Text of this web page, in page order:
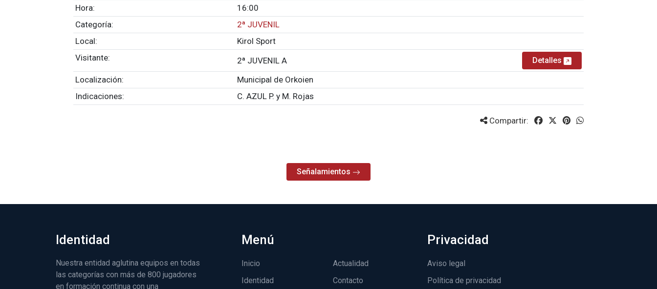
Hora:
16:00
Categoría:
2ª JUVENIL
Local:
Kirol Sport
Visitante:
2ª JUVENIL A Detalles
Localización:
Municipal de Orkoien
Indicaciones:
C. AZUL P. y M. Rojas
Compartir:
Señalamientos
Identidad
Nuestra entidad aglutina equipos en todas
las categorías con más de 800 jugadores
en formación continua con una
Menú
Inicio
Identidad
Actualidad
Contacto
Privacidad
Aviso legal
Política de privacidad